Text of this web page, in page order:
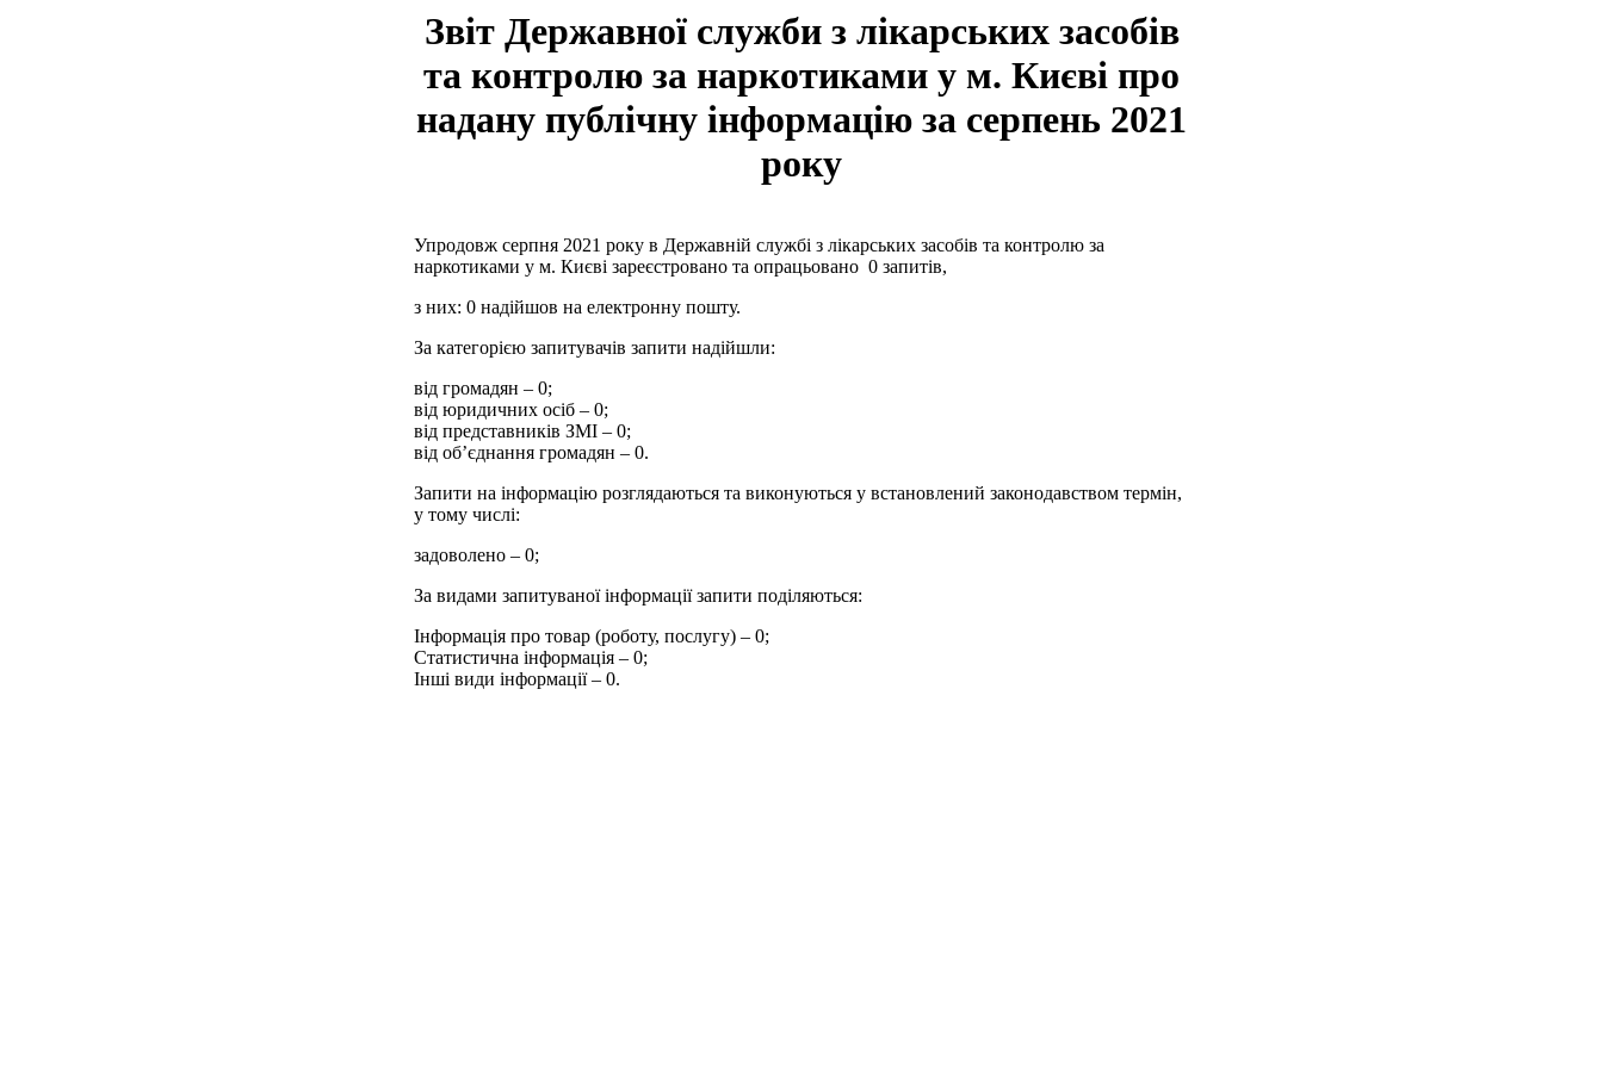
Звіт Державної служби з лікарських засобів
та контролю за наркотиками у м. Києві про
надану публічну інформацію за серпень 2021
року
Упродовж серпня 2021 року в Державній службі з лікарських засобів та контролю за
наркотиками у м. Києві зареєстровано та опрацьовано 0 запитів,
з них: 0 надійшов на електронну пошту.
За категорією запитувачів запити надійшли:
від громадян – 0;
від юридичних осіб – 0;
від представників ЗМІ – 0;
від об’єднання громадян – 0.
Запити на інформацію розглядаються та виконуються у встановлений законодавством термін,
у тому числі:
задоволено – 0;
За видами запитуваної інформації запити поділяються:
Інформація про товар (роботу, послугу) – 0;
Статистична інформація – 0;
Інші види інформації – 0.